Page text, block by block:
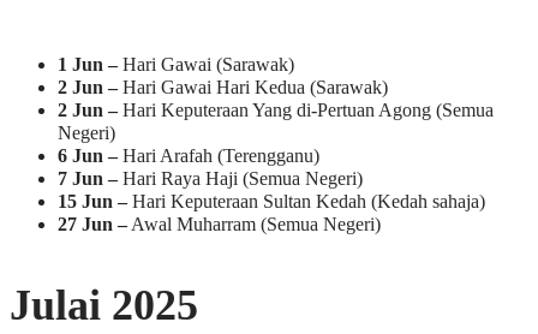
1 Jun –Hari Gawai (Sarawak)
2 Jun –Hari Gawai Hari Kedua (Sarawak)
2 Jun –Hari Keputeraan Yang di-Pertuan Agong (Semua
Negeri)
6 Jun –Hari Arafah (Terengganu)
7 Jun –Hari Raya Haji (Semua Negeri)
15 Jun –Hari Keputeraan Sultan Kedah (Kedah sahaja)
27 Jun –Awal Muharram (Semua Negeri)
Julai 2025